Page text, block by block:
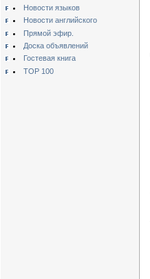
Новости языков
Новости английского
Прямой эфир.
Доска объявлений
Гостевая книга
TOP 100